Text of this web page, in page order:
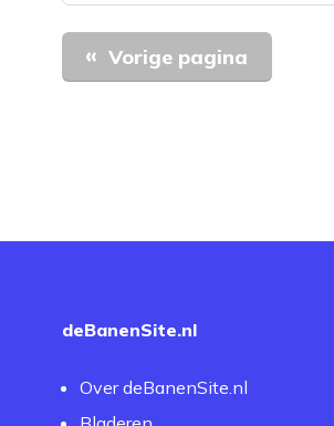
Vorige pagina
deBanenSite.nl
Over deBanenSite.nl